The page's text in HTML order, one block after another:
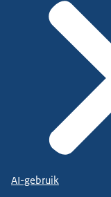
AI-gebruik